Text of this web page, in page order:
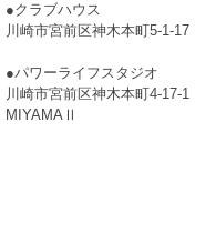
●クラブハウス
川崎市宮前区神木本町5-1-17
●パワーライフスタジオ
川崎市宮前区神木本町4-17-1
MIYAMAⅡ